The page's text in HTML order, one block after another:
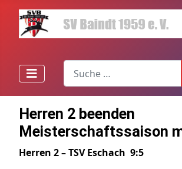
Search
Type 2 or more
Herren 2 beenden
Meisterschaftssaison
Herren 2 – TSV Eschach 9:5